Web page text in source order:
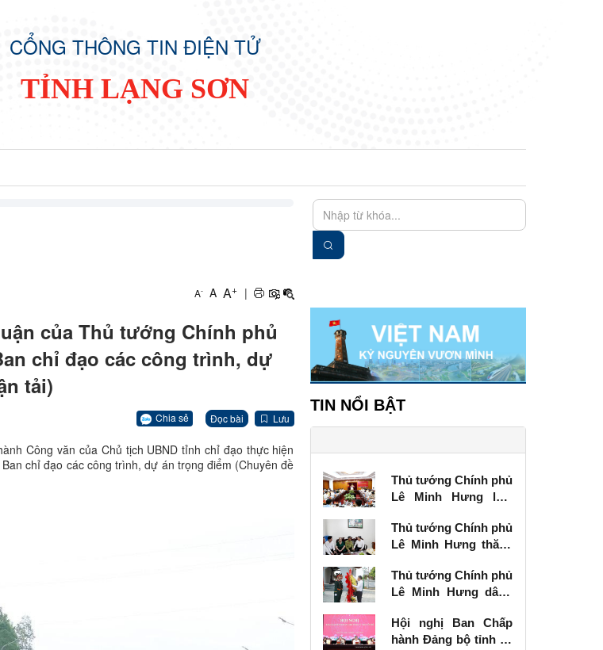
CỔNG THÔNG TIN ĐIỆN TỬ
TỈNH LẠNG SƠN
A- A A+ |
của Thủ tướng Chính phủ
chỉ đạo các công trình, dự
tải)
Chia sẻ Đọc bài Lưu
Công văn của Chủ tịch UBND tỉnh chỉ đạo thực hiện
chỉ đạo các công trình, dự án trọng điểm (Chuyên đề
TIN NỔI BẬT
Thủ tướng Chính phủ
Lê Minh Hưng làm
vụ Tỉnh ủy Lạng Sơn
Thủ tướng Chính phủ
Lê Minh Hưng thăm,
binh tại Lạng Sơn
Thủ tướng Chính phủ
Lê Minh Hưng dâng
các Anh hùng liệt sĩ
tại Lạng Sơn
Hội nghị Ban Chấp
hành Đảng bộ tỉnh kỳ